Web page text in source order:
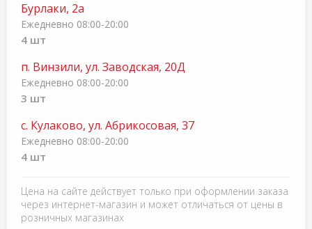
Бурлаки, 2а
Ежедневно 08:00-20:00
4 шт
п. Винзили, ул. Заводская, 20Д
Ежедневно 08:00-20:00
3 шт
с. Кулаково, ул. Абрикосовая, 37
Ежедневно 08:00-20:00
4 шт
Цена на сайте действует только при оформлении заказа
через интернет-магазин и может отличаться от цены в
розничных магазинах